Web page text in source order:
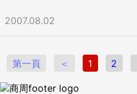
2007.08.02
第一頁 ＜ 1 2